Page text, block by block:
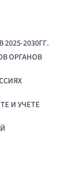
2030ГГ.
ОРГАНОВ
И УЧЕТЕ